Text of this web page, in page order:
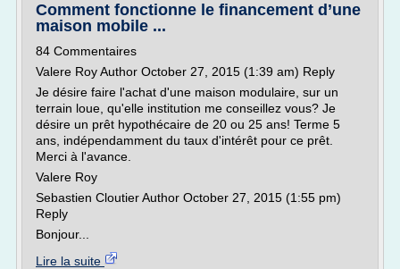
Comment fonctionne le financement d’une
maison mobile ...
84 Commentaires
Valere Roy Author October 27, 2015 (1:39 am) Reply
Je désire faire l'achat d'une maison modulaire, sur un
terrain loue, qu'elle institution me conseillez vous? Je
désire un prêt hypothécaire de 20 ou 25 ans! Terme 5
ans, indépendamment du taux d'intérêt pour ce prêt.
Merci à l'avance.
Valere Roy
Sebastien Cloutier Author October 27, 2015 (1:55 pm)
Reply
Bonjour...
Lire la suite